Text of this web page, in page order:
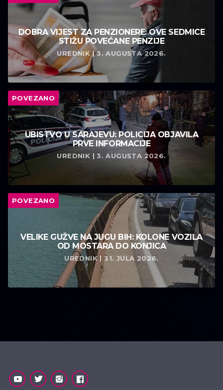
DOBRA VIJEST ZA PENZIONERE: OVE SEDMICE
STIŽU POVEĆANE PENZIJE
UREDNIK | 3. AUGUSTA 2026.
POVEZANO
UBISTVO U SARAJEVU: POLICIJA OBJAVILA
PRVE INFORMACIJE
UREDNIK | 3. AUGUSTA 2026.
POVEZANO
VELIKE GUŽVE NA JUGU BIH: KOLONE VOZILA
OD MOSTARA DO KONJICA
UREDNIK | 31. JULA 2026.